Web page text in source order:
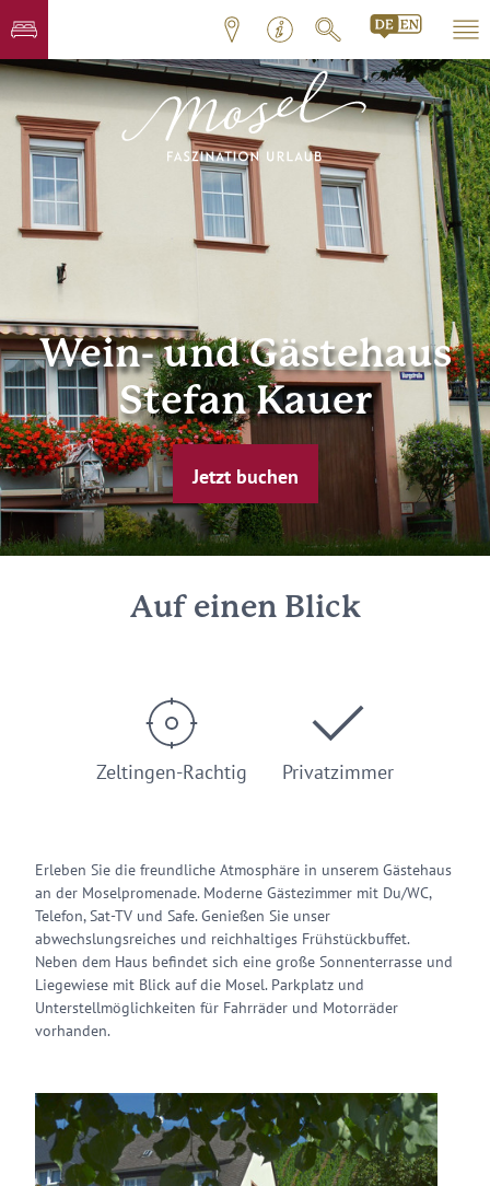
Wein- und Gästehaus
Stefan Kauer
Jetzt buchen
Auf einen Blick
Zeltingen-Rachtig Privatzimmer
Erleben Sie die freundliche Atmosphäre in unserem Gästehaus
an der Moselpromenade. Moderne Gästezimmer mit Du/WC,
Telefon, Sat-TV und Safe. Genießen Sie unser
abwechslungsreiches und reichhaltiges Frühstückbuffet.
Neben dem Haus befindet sich eine große Sonnenterrasse und
Liegewiese mit Blick auf die Mosel. Parkplatz und
Unterstellmöglichkeiten für Fahrräder und Motorräder
vorhanden.